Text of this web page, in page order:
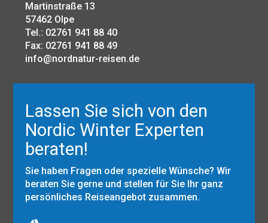
Martinstraße 13
57462 Olpe
Tel.: 02761 941 88 40
Fax: 02761 941 88 49
info@nordnatur-reisen.de
Lassen Sie sich von den
Nordic Winter Experten
beraten!
Sie haben Fragen oder spezielle Wünsche? Wir
beraten Sie gerne und stellen für Sie Ihr ganz
persönliches Reiseangebot zusammen.